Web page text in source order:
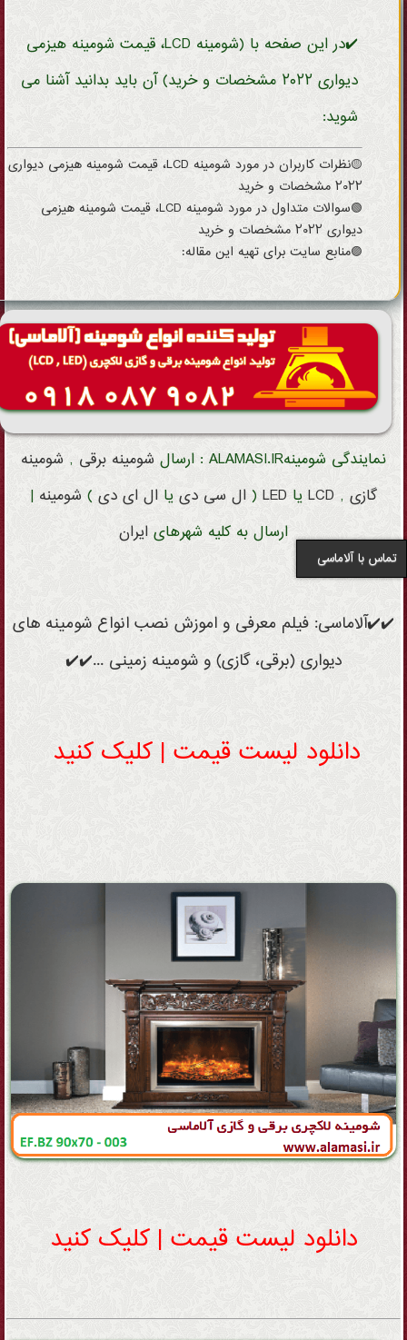
✔️در این صفحه با (شومینه LCD، قیمت شومینه هیزمی
دیواری ۲۰۲۲ مشخصات و خرید) آن باید بدانید آشنا می
شوید:
🟡نظرات کاربران در مورد شومینه LCD، قیمت شومینه هیزمی دیواری
۲۰۲۲ مشخصات و خرید
🟢سوالات متداول در مورد شومینه LCD، قیمت شومینه هیزمی
دیواری ۲۰۲۲ مشخصات و خرید
🟣منابع سایت برای تهیه این مقاله:
نمایندگی شومینهALAMASI.IR : ارسال شومینه برقی , شومینه
گازی,
LCDیا LED
( ال سی دییا ال ای دی) شومینه |
ارسال به کلیه شهرهای ایران
✔️✔️آلاماسی: فیلم معرفی و اموزش نصب انواع شومینه های
دیواری (برقی، گازی) و شومینه زمینی ...✔️✔️
دانلود لیست قیمت | کلیک کنید
دانلود لیست قیمت | کلیک کنید
تماس با آلاماسی